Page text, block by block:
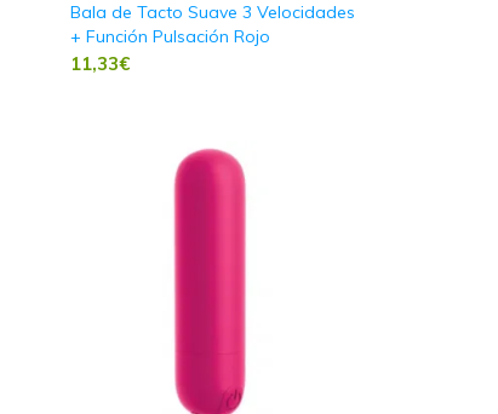
Bala de Tacto Suave 3 Velocidades
+ Función Pulsación Rojo
11,33€